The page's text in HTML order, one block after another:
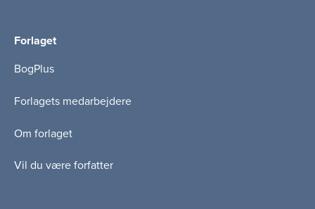
Forlaget
BogPlus
Forlagets medarbejdere
Om forlaget
Vil du være forfatter